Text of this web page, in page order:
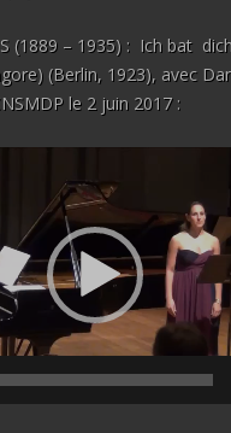
(1889 – 1935) : Ich bat
(Berlin, 1923), avec
le 2 juin 2017 :